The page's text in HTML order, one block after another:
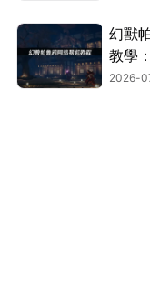
幻獸
教學
卡頓
2026-